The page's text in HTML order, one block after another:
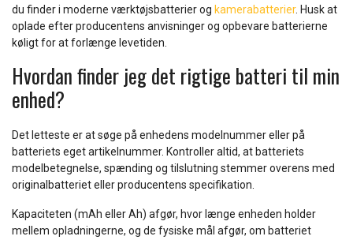
du finder i moderne værktøjsbatterier og kamerabatterier. Husk at
oplade efter producentens anvisninger og opbevare batterierne
køligt for at forlænge levetiden.
Hvordan finder jeg det rigtige batteri til min
enhed?
Det letteste er at søge på enhedens modelnummer eller på
batteriets eget artikelnummer. Kontroller altid, at batteriets
modelbetegnelse, spænding og tilslutning stemmer overens med
originalbatteriet eller producentens specifikation.
Kapaciteten (mAh eller Ah) afgør, hvor længe enheden holder
mellem opladningerne, og de fysiske mål afgør, om batteriet